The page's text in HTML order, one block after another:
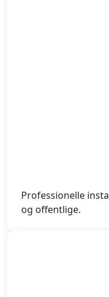
Professionelle
og offentlige.